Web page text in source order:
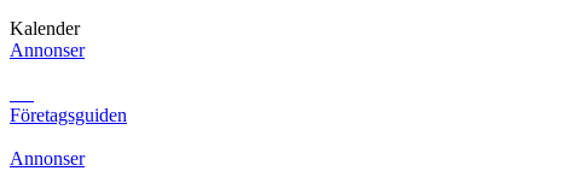
Kalender
Annonser
Företagsguiden
Annonser